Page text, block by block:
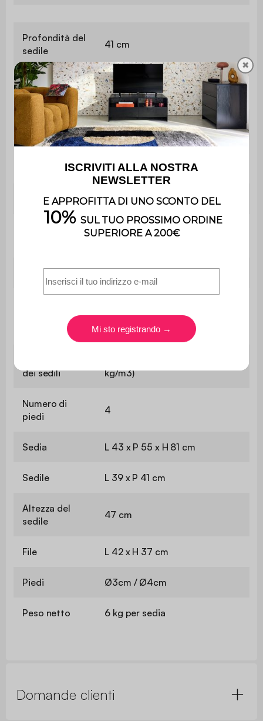
Profondità del
sedile
41 cm
Peso massimo
supportato
110 kg per sedile
Utilizzo Interno
domestico
Garanzia 2 anni
Il prodotto è già assemblato,
5,4 kg
rivestimento
220 g/m²
dei sedili
kg/m3)
Numero di
piedi
4
Sedia L 43 x P 55 x H 81 cm
Sedile L 39 x P 41 cm
Altezza del
sedile
47 cm
File L 42 x H 37 cm
Piedi Ø3cm / Ø4cm
Peso netto 6 kg per sedia
Domande clienti
✖